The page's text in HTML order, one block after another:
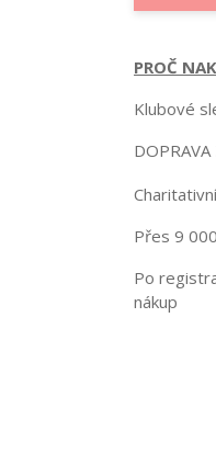
PROČ
Klubové
Přes 9
Po
nákup